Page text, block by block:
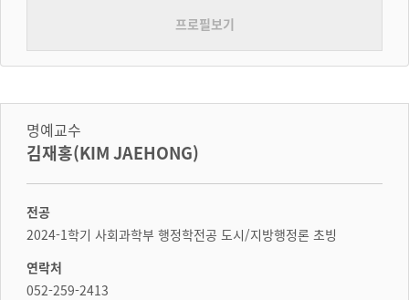
프로필보기
명예교수
김재홍(KIM JAEHONG)
전공
2024-1학기 사회과학부 행정학전공 도시/지방행정론 초빙
연락처
052-259-2413